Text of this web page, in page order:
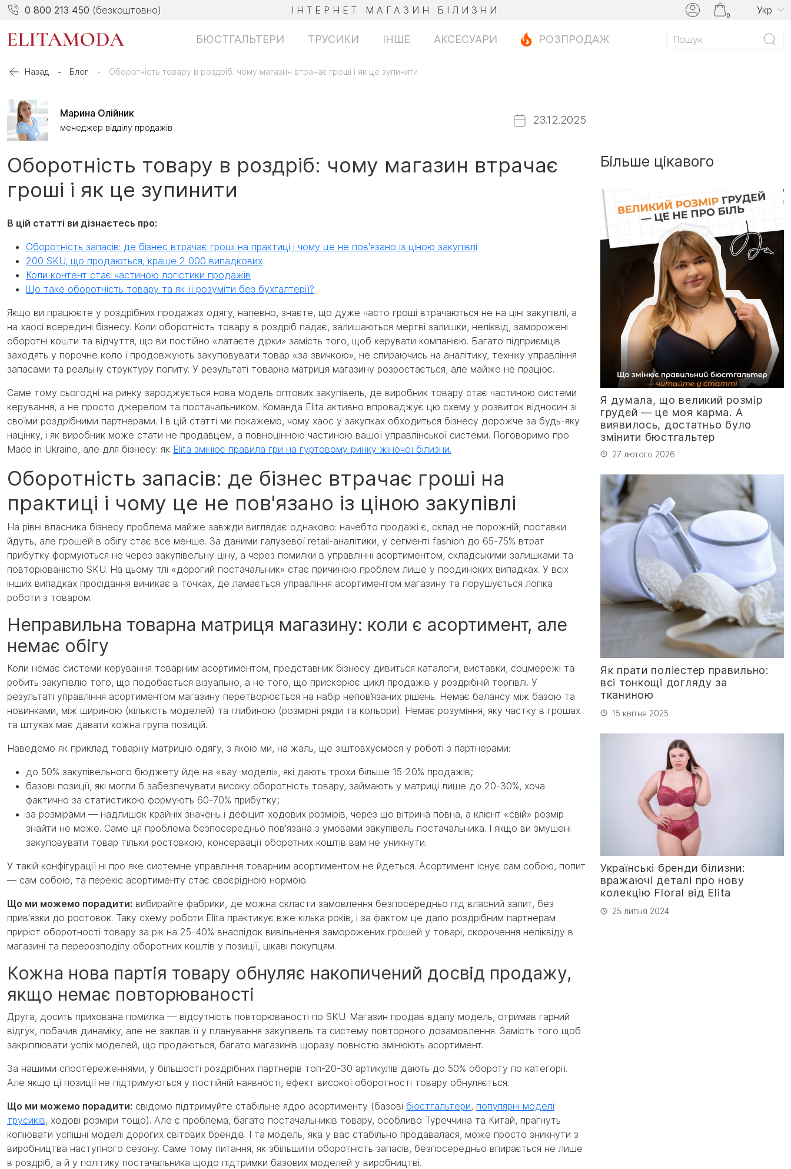
0 800 213 450 (безкоштовно) ІНТЕРНЕТ МАГАЗИН БІЛИЗНИ 0 Укр
БЮСТГАЛЬТЕРИ ТРУСИКИ ІНШЕ АКСЕСУАРИ РОЗПРОДАЖ
Назад Блог Оборотність товару в роздріб: чому магазин втрачає гроші і як це зупинити
Марина Олійник
менеджер відділу продажів
23.12.2025
Оборотність товару в роздріб: чому магазин втрачає
гроші і як це зупинити
В цій статті ви дізнаєтесь про:
Оборотність запасів: де бізнес втрачає гроші на практиці і чому це не пов'язано із ціною закупівлі
200 SKU, що продаються, краще 2 000 випадкових
Коли контент стає частиною логістики продажів
Що таке оборотність товару та як її розуміти без бухгалтерії?
Якщо ви працюєте у роздрібних продажах одягу, напевно, знаєте, що дуже часто гроші втрачаються не на ціні закупівлі, а
на хаосі всередині бізнесу. Коли оборотність товару в роздріб падає, залишаються мертві залишки, неліквід, заморожені
оборотні кошти та відчуття, що ви постійно «латаєте дірки» замість того, щоб керувати компанією. Багато підприємців
заходять у порочне коло і продовжують закуповувати товар «за звичкою», не спираючись на аналітику, техніку управління
запасами та реальну структуру попиту. У результаті товарна матриця магазину розростається, але майже не працює.
Саме тому сьогодні на ринку зароджується нова модель оптових закупівель, де виробник товару стає частиною системи
керування, а не просто джерелом та постачальником. Команда Elita активно впроваджує цю схему у розвиток відносин зі
своїми роздрібними партнерами. І в цій статті ми покажемо, чому хаос у закупках обходиться бізнесу дорожче за будь-яку
націнку, і як виробник може стати не продавцем, а повноцінною частиною вашої управлінської системи. Поговоримо про
Made in Ukraine, але для бізнесу: як Elita змінює правила гри на гуртовому ринку жіночої білизни.
Оборотність запасів: де бізнес втрачає гроші на
практиці і чому це не пов'язано із ціною закупівлі
На рівні власника бізнесу проблема майже завжди виглядає однаково: начебто продажі є, склад не порожній, поставки
йдуть, але грошей в обігу стає все менше. За даними галузевої retail-аналітики, у сегменті fashion до 65-75% втрат
прибутку формуються не через закупівельну ціну, а через помилки в управлінні асортиментом, складськими залишками та
повторюваністю SKU. На цьому тлі «дорогий постачальник» стає причиною проблем лише у поодиноких випадках. У всіх
інших випадках просідання виникає в точках, де ламається управління асортиментом магазину та порушується логіка
роботи з товаром.
Неправильна товарна матриця магазину: коли є асортимент, але
немає обігу
Коли немає системи керування товарним асортиментом, представник бізнесу дивиться каталоги, виставки, соцмережі та
робить закупівлю того, що подобається візуально, а не того, що прискорює цикл продажів у роздрібній торгівлі. У
результаті управління асортиментом магазину перетворюється на набір непов’язаних рішень. Немає балансу між базою та
новинками, між шириною (кількість моделей) та глибиною (розмірні ряди та кольори). Немає розуміння, яку частку в грошах
та штуках має давати кожна група позицій.
Наведемо як приклад товарну матрицю одягу, з якою ми, на жаль, ще зіштовхуємося у роботі з партнерами:
до 50% закупівельного бюджету йде на «вау-моделі», які дають трохи більше 15-20% продажів;
базові позиції, які могли б забезпечувати високу оборотність товару, займають у матриці лише до 20-30%, хоча
фактично за статистикою формують 60-70% прибутку;
за розмірами — надлишок крайніх значень і дефіцит ходових розмірів, через що вітрина повна, а клієнт «свій» розмір
знайти не може. Саме ця проблема безпосередньо пов'язана з умовами закупівель постачальника. І якщо ви змушені
закуповувати товар тільки ростовкою, консервації оборотних коштів вам не уникнути.
У такій конфігурації ні про яке системне управління товарним асортиментом не йдеться. Асортимент існує сам собою, попит
— сам собою, та перекіс асортименту стає своєрідною нормою.
Що ми можемо порадити: вибирайте фабрики, де можна скласти замовлення безпосередньо під власний запит, без
прив'язки до ростовок. Таку схему роботи Elita практикує вже кілька років, і за фактом це дало роздрібним партнерам
приріст оборотності товару за рік на 25-40% внаслідок вивільнення заморожених грошей у товарі, скорочення неліквіду в
магазині та перерозподілу оборотних коштів у позиції, цікаві покупцям.
Кожна нова партія товару обнуляє накопичений досвід продажу,
якщо немає повторюваності
Друга, досить прихована помилка — відсутність повторюваності по SKU. Магазин продав вдалу модель, отримав гарний
відгук, побачив динаміку, але не заклав її у планування закупівель та систему повторного дозамовлення. Замість того щоб
закріплювати успіх моделей, що продаються, багато магазинів щоразу повністю змінюють асортимент.
За нашими спостереженнями, у більшості роздрібних партнерів топ-20-30 артикулів дають до 50% обороту по категорії.
Але якщо ці позиції не підтримуються у постійній наявності, ефект високої оборотності товару обнуляється.
Що ми можемо порадити: свідомо підтримуйте стабільне ядро асортименту (базові бюстгальтери, популярні моделі
трусиків, ходові розміри тощо). Але є проблема, багато постачальників товару, особливо Туреччина та Китай, прагнуть
копіювати успішні моделі дорогих світових брендів. І та модель, яка у вас стабільно продавалася, може просто зникнути з
виробництва наступного сезону. Саме тому питання, як збільшити оборотність запасів, безпосередньо впирається не лише
в роздріб, а й у політику постачальника щодо підтримки базових моделей у виробництві.
Більше цікавого
Я думала, що великий розмір
грудей — це моя карма. А
виявилось, достатньо було
змінити бюстгальтер
27 лютого 2026
Як прати поліестер правильно:
всі тонкощі догляду за
тканиною
15 квітня 2025
Українські бренди білизни:
вражаючі деталі про нову
колекцію Floral від Elita
25 липня 2024